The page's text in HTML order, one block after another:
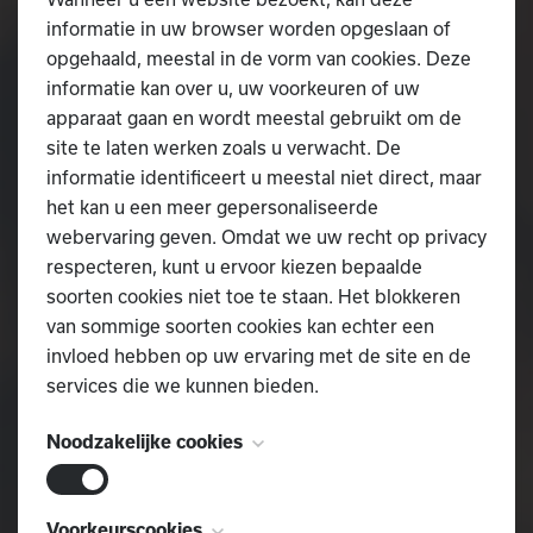
informatie in uw browser worden opgeslaan of
opgehaald, meestal in de vorm van cookies. Deze
informatie kan over u, uw voorkeuren of uw
apparaat gaan en wordt meestal gebruikt om de
site te laten werken zoals u verwacht. De
informatie identificeert u meestal niet direct, maar
het kan u een meer gepersonaliseerde
webervaring geven. Omdat we uw recht op privacy
respecteren, kunt u ervoor kiezen bepaalde
soorten cookies niet toe te staan. Het blokkeren
van sommige soorten cookies kan echter een
invloed hebben op uw ervaring met de site en de
services die we kunnen bieden.
Noodzakelijke cookies
Deze cookies zijn noodzakelijk voor het